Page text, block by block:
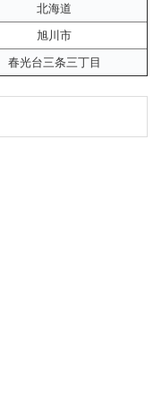
北海道
旭川市
春光台三条三丁目